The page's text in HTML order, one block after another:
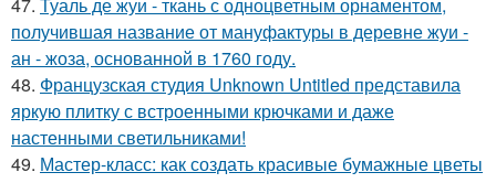
получившая название от мануфактуры в деревне жуи -
ан - жоза, основанной в 1760 году.
48. Французская студия Unknown Untitled представила
яркую плитку с встроенными крючками и даже
настенными светильниками!
49. Мастер-класс: как создать красивые бумажные цветы